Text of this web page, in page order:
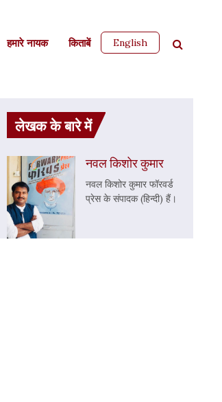
हमारे नायक किताबें English
लेखक के बारे में
नवल किशोर कुमार
नवल किशोर कुमार फॉरवर्ड
प्रेस के संपादक (हिन्दी) हैं।